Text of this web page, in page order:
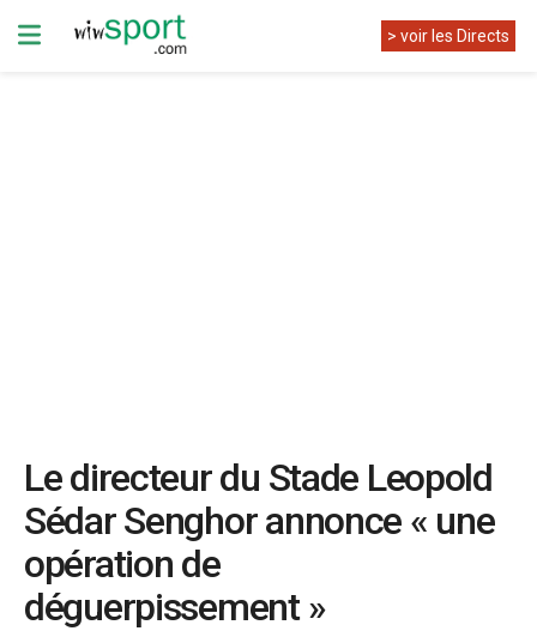
> voir les Directs
Le directeur du Stade Leopold
Sédar Senghor annonce « une
opération de
déguerpissement »